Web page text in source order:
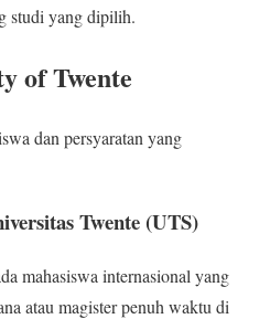
studi yang dipilih.
of Twente
dan persyaratan yang
Twente (UTS)
mahasiswa internasional yang
atau magister penuh waktu di